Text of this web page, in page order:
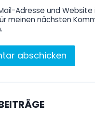
Adresse und Website
meinen nächsten